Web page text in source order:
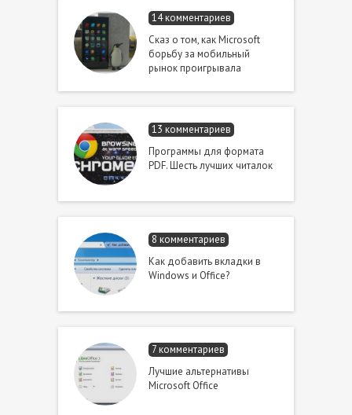
14 комментариев
Сказ о том, как Microsoft
борьбу за мобильный
рынок проигрывала
13 комментариев
Программы для формата
PDF. Шесть лучших читалок
8 комментариев
Как добавить вкладки в
Windows и Office?
7 комментариев
Лучшие альтернативы
Microsoft Office